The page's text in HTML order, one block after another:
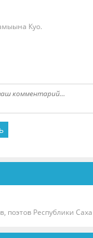
Куо.
поэтов Республики